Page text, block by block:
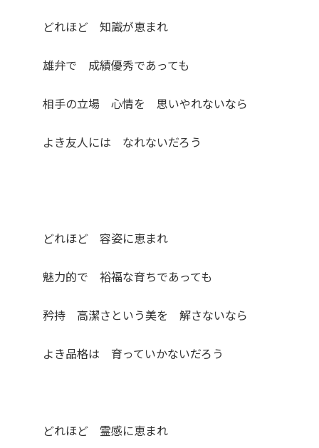
どれほど 知識が恵まれ
雄弁で 成績優秀であっても
相手の立場 心情を 思いやれないなら
よき友人には なれないだろう
どれほど 容姿に恵まれ
魅力的で 裕福な育ちであっても
矜持 高潔さという美を 解さないなら
よき品格は 育っていかないだろう
どれほど 霊感に恵まれ